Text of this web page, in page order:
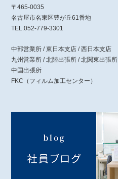
〒465-0035
名古屋市名東区豊が丘61番地
TEL:052-779-3301
中部営業所 / 東日本支店 / 西日本支店
九州営業所 / 北陸出張所 / 北関東出張所
中国出張所
FKC（フィルム加工センター）